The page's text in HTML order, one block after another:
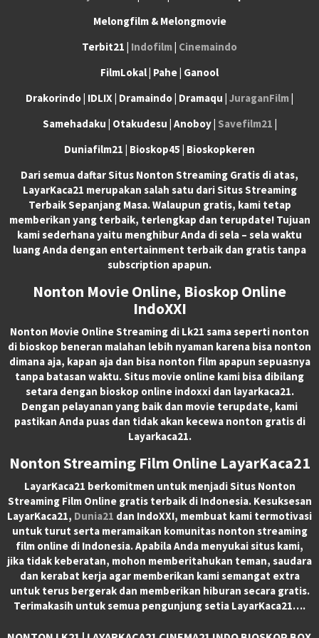
Melongfilm & Melongmovie
Terbit21 | Indofilm| Cinemaindo
FilmLokal | Pahe | Ganool
Drakorindo | IDLIX | Dramaindo | Dramaqu | JuraganFilm|
Samehadaku | Otakudesu | Anoboy | Savefilm21 |
Duniafilm21 | Bioskop45 | Bioskopkeren
Dari semua daftar Situs Nonton Streaming Gratis di atas,
LayarKaca21 merupakan salah satu dari Situs Streaming
Terbaik Sepanjang Masa. Walaupun gratis, kami tetap
memberikan yang terbaik, terlengkap dan terupdate! Tujuan
kami sederhana yaitu menghibur Anda di sela – sela waktu
luang Anda dengan entertainment terbaik dan gratis tanpa
subscription apapun.
Nonton Movie Online, Bioskop Online
IndoXXI
Nonton Movie Online Streaming di Lk21 sama seperti nonton
di bioskop beneran malahan lebih nyaman karena bisa nonton
dimana aja, kapan aja dan bisa nonton film apapun sepuasnya
tanpa batasan waktu. Situs movie online kami bisa dibilang
setara dengan bioskop online indoxxi dan layarkaca21.
Dengan pelayanan yang baik dan movie terupdate, kami
pastikan Anda puas dan tidak akan kecewa nonton gratis di
Layarkaca21.
Nonton Streaming Film Online LayarKaca21
LayarKaca21 berkomitmen untuk menjadi Situs Nonton
Streaming Film Online gratis terbaik di Indonesia. Kesuksesan
LayarKaca21, Dunia21 dan IndoXXI, membuat kami termotivasi
untuk turut serta meramaikan komunitas nonton streaming
film online di Indonesia. Apabila Anda menyukai situs kami,
jika tidak keberatan, mohon memberitahukan teman, saudara
dan kerabat kerja agar memberikan kami semangat extra
untuk terus bergerak dan memberikan hiburan secara gratis.
Terimakasih untuk semua pengunjung setia LayarKaca21….